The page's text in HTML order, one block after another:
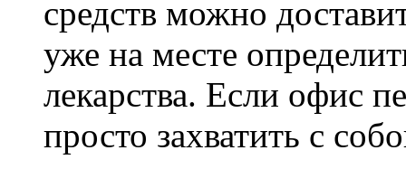
средств можно
уже на месте
лекарства. Если офис
просто захватить с